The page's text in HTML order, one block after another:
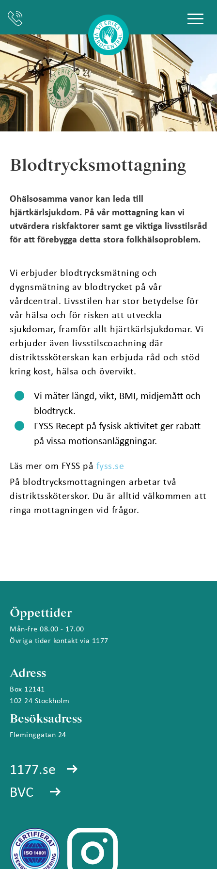
Blodtrycksmottagning
Ohälsosamma vanor kan leda till
hjärtkärlsjukdom. På vår mottagning kan vi
utvärdera riskfaktorer samt ge viktiga livsstilsråd
för att förebygga detta stora folkhälsoproblem.
Vi erbjuder blodtrycksmätning och
dygnsmätning av blodtrycket på vår
vårdcentral. Livsstilen har stor betydelse för
vår hälsa och för risken att utveckla
sjukdomar, framför allt hjärtkärlsjukdomar. Vi
erbjuder även livsstilscoachning där
distriktssköterskan kan erbjuda råd och stöd
kring kost, hälsa och övervikt.
Vi mäter längd, vikt, BMI, midjemått och
blodtryck.
FYSS Recept på fysisk aktivitet ger rabatt
på vissa motionsanläggningar.
Läs mer om FYSS på fyss.se
På blodtrycksmottagningen arbetar två
distriktssköterskor. Du är alltid välkommen att
ringa mottagningen vid frågor.
Öppettider
Mån-fre 08.00 - 17.00
Övriga tider kontakt via 1177
Adress
Box 12141
102 24 Stockholm
Besöksadress
Fleminggatan 24
1177.se
BVC